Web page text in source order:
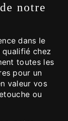
notre
dans le
chez
toutes les
pour un
valeur vos
ou